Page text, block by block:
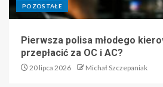
POZOSTAŁE
Pierwsza polisa młodego
przepłacić za OC i AC?
20 lipca 2026 Michał Szczepaniak